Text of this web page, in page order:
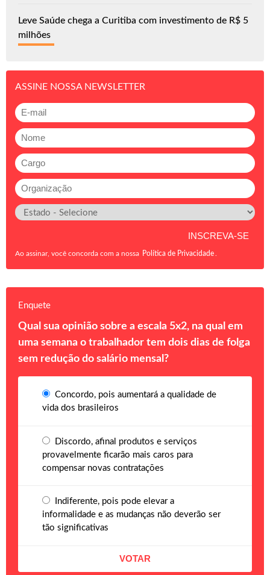
Leve Saúde chega a Curitiba com investimento de R$ 5
milhões
ASSINE NOSSA NEWSLETTER
Ao assinar, você concorda com a nossa Política de Privacidade
Enquete
Qual sua opinião sobre a escala 5x2, na qual em
uma semana o trabalhador tem dois dias de folga
sem redução do salário mensal?
Concordo, pois aumentará a qualidade de
vida dos brasileiros
Discordo, afinal produtos e serviços
provavelmente ficarão mais caros para
compensar novas contratações
Indiferente, pois pode elevar a
informalidade e as mudanças não deverão ser
tão significativas